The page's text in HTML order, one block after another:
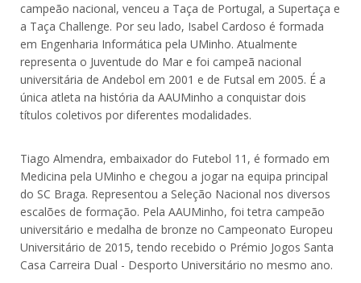
campeão nacional, venceu a Taça de Portugal, a Supertaça e
a Taça Challenge. Por seu lado, Isabel Cardoso é formada
em Engenharia Informática pela UMinho. Atualmente
representa o Juventude do Mar e foi campeã nacional
universitária de Andebol em 2001 e de Futsal em 2005. É a
única atleta na história da AAUMinho a conquistar dois
títulos coletivos por diferentes modalidades.
Tiago Almendra, embaixador do Futebol 11, é formado em
Medicina pela UMinho e chegou a jogar na equipa principal
do SC Braga. Representou a Seleção Nacional nos diversos
escalões de formação. Pela AAUMinho, foi tetra campeão
universitário e medalha de bronze no Campeonato Europeu
Universitário de 2015, tendo recebido o Prémio Jogos Santa
Casa Carreira Dual - Desporto Universitário no mesmo ano.